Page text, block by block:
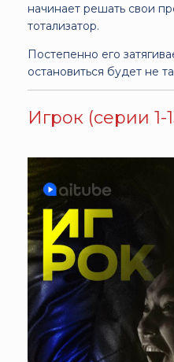
начинает решать свои
тотализатор.
Постепенно его
остановиться будет не
Игрок (серии 1-